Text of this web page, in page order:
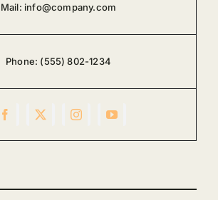
Mail: info@company.com
Phone: (555) 802-1234